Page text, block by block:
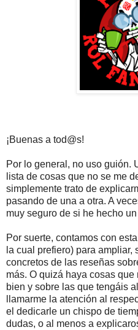
¡Buenas a tod@s!
Por lo general, no uso guión.
lista de cosas que no se me
simplemente trato de
pasando de una a otra. A
muy seguro de si he hecho
Por suerte, contamos con
la cual prefiero) para
concretos de las reseñas
más. O quizá haya cosas
bien y sobre las que tengáis
llamarme la atención al
el dedicarle un chispo de
dudas, o al menos a